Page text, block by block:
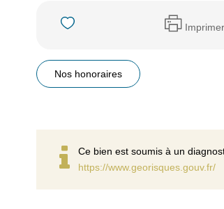
Imprimer
Nos honoraires
Ce bien est soumis à un
https://www.georisques.gouv.fr/